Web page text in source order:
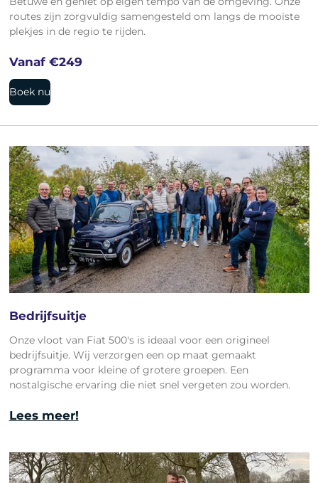
routes zijn zorgvuldig samengesteld om langs de mooiste
plekjes in de regio te rijden.
Vanaf €249
Boek nu
Bedrijfsuitje
Onze vloot van Fiat 500's is ideaal voor een origineel
bedrijfsuitje. Wij verzorgen een op maat gemaakt
programma voor kleine of grotere groepen. Een
nostalgische ervaring die niet snel vergeten zou worden.
Lees meer!